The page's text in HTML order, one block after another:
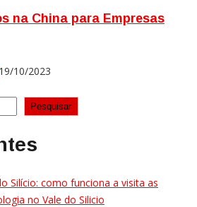
na China para Empresas
19/10/2023
Pesquisar
Silício: como funciona a visita as
no Vale do Silicio